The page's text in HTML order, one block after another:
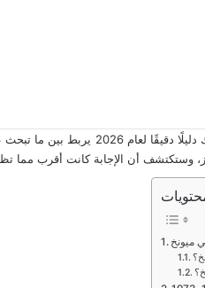
في عرب دويتشلاند، نتفهم
وستكتشف أن الإجابة كانت أقرب مما
ميونخ